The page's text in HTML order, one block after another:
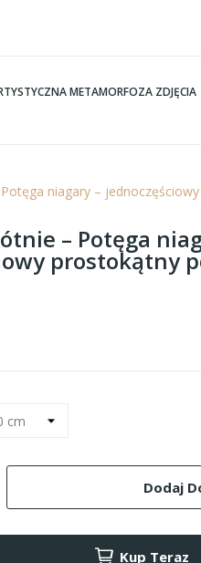
METAMORFOZA ZDJĘCIA
niagary –
– Potęga
prostokątny
Dodaj
Kup Teraz